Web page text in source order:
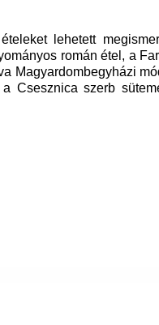
lehetett
román étel, a
Magyardombegyházi
Csesznica szerb